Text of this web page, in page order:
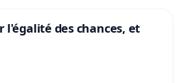
l'égalité des chances, et